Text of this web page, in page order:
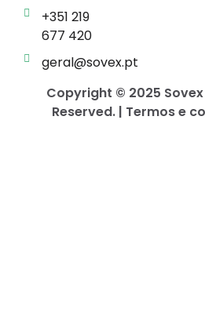
+351 219
677 420
geral@sovex.pt
Copyright © 2025 Sovex
Reserved. | Termos e